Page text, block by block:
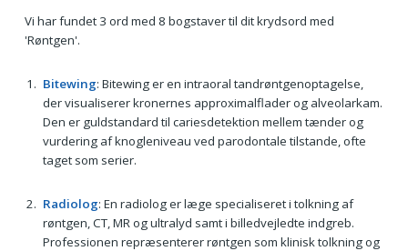
Vi har fundet 3 ord med 8 bogstaver til dit krydsord med
'Røntgen'.
Bitewing: Bitewing er en intraoral tandrøntgenoptagelse,
der visualiserer kronernes approximalflader og alveolarkam.
Den er guldstandard til cariesdetektion mellem tænder og
vurdering af knogleniveau ved parodontale tilstande, ofte
taget som serier.
Radiolog: En radiolog er læge specialiseret i tolkning af
røntgen, CT, MR og ultralyd samt i billedvejledte indgreb.
Professionen repræsenterer røntgen som klinisk tolkning og